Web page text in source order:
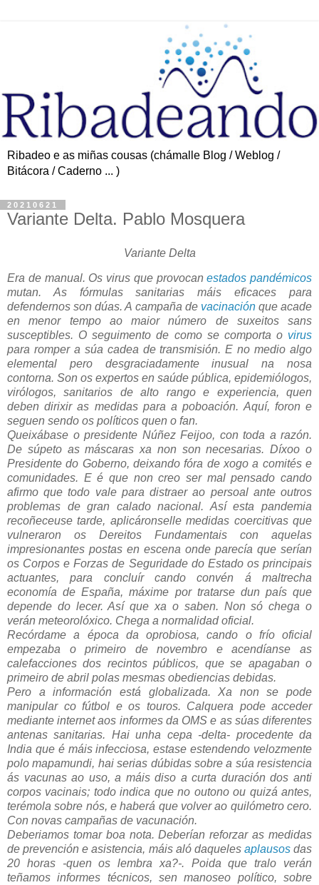
Ribadeo e as miñas cousas (chámalle Blog / Weblog /
Bitácora / Caderno ... )
20210621
Variante Delta. Pablo Mosquera
Variante Delta
Era de manual. Os virus que provocanestados pandémicos
mutan. As fórmulas sanitarias máis eficaces para
defendernos son dúas. A campaña de vacinaciónque acade
en menor tempo ao maior número de suxeitos sans
susceptibles. O seguimento de como se comporta o virus
para romper a súa cadea de transmisión. E no medio algo
elemental pero desgraciadamente inusual na nosa
contorna. Son os expertos en saúde pública, epidemiólogos,
virólogos, sanitarios de alto rango e experiencia, quen
deben dirixir as medidas para a poboación. Aquí, foron e
seguen sendo os políticos quen o fan.
Queixábase o presidente Núñez Feijoo, con toda a razón.
De súpeto as máscaras xa non son necesarias. Díxoo o
Presidente do Goberno, deixando fóra de xogo a comités e
comunidades. E é que non creo ser mal pensado cando
afirmo que todo vale para distraer ao persoal ante outros
problemas de gran calado nacional. Así esta pandemia
recoñeceuse tarde, aplicáronselle medidas coercitivas que
vulneraron os Dereitos Fundamentais con aquelas
impresionantes postas en escena onde parecía que serían
os Corpos e Forzas de Seguridade do Estado os principais
actuantes, para concluír cando convén á maltrecha
economía de España, máxime por tratarse dun país que
depende do lecer. Así que xa o saben. Non só chega o
verán meteorolóxico. Chega a normalidad oficial.
Recórdame a época da oprobiosa, cando o frío oficial
empezaba o primeiro de novembro e acendíanse as
calefacciones dos recintos públicos, que se apagaban o
primeiro de abril polas mesmas obediencias debidas.
Pero a información está globalizada. Xa non se pode
manipular co fútbol e os touros. Calquera pode acceder
mediante internet aos informes da OMS e as súas diferentes
antenas sanitarias. Hai unha cepa -delta- procedente da
India que é máis infecciosa, estase estendendo velozmente
polo mapamundi, hai serias dúbidas sobre a súa resistencia
ás vacunas ao uso, a máis diso a curta duración dos anti
corpos vacinais; todo indica que no outono ou quizá antes,
terémola sobre nós, e haberá que volver ao quilómetro cero.
Con novas campañas de vacunación.
Deberiamos tomar boa nota. Deberían reforzar as medidas
de prevención e asistencia, máis aló daqueles aplausosdas
20 horas -quen os lembra xa?-. Poida que tralo verán
teñamos informes técnicos, sen manoseo político, sobre